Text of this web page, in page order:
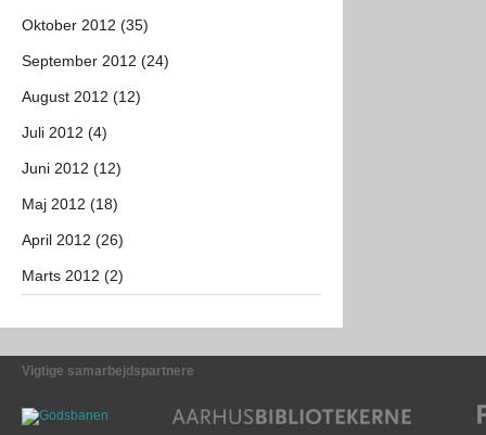
Oktober 2012 (35)
September 2012 (24)
August 2012 (12)
Juli 2012 (4)
Juni 2012 (12)
Maj 2012 (18)
April 2012 (26)
Marts 2012 (2)
Vigtige samarbejdspartnere